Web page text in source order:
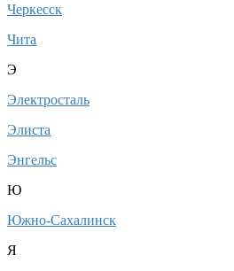
Черкесск
Чита
Э
Электросталь
Элиста
Энгельс
Ю
Южно-Сахалинск
Я